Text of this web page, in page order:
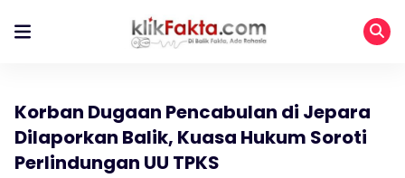
Korban Dugaan Pencabulan di Jepara
Dilaporkan Balik, Kuasa Hukum Soroti
Perlindungan UU TPKS